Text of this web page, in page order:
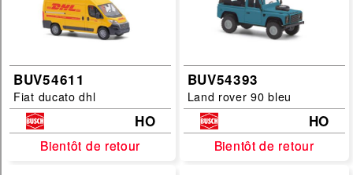
BUV54611
Fiat ducato dhl
HO
Bientôt de retour
Bientôt de retour
BUV54393
Land rover 90 bleu
HO
Bientôt de retour
Bientôt de retour